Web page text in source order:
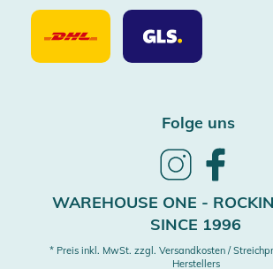
Unsere
Versandarten
DHL
Unsere
Versandarten
GLS
Folge uns
Follow
Instagram
WAREHOUSE ONE -
SINCE 1996
* Preis inkl. MwSt. zzgl. Versandkosten /
Herstellers